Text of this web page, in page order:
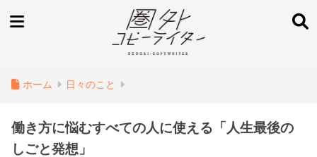
ホーム 日々のこと
働き方に悩むすべての人に使える「人生最後の
しごと発想」